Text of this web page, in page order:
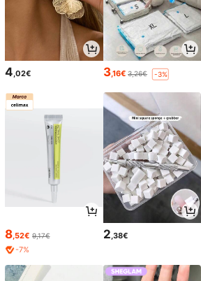
4,02€ 3,16€ 3,26€ -3%
8,52€ 9,17€
-7%
2,38€